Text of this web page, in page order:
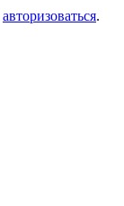
авторизоваться.